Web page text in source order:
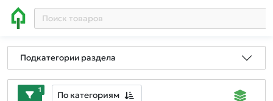
Подкатегории раздела
1 По категориям